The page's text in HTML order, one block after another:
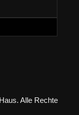
Alle Rechte